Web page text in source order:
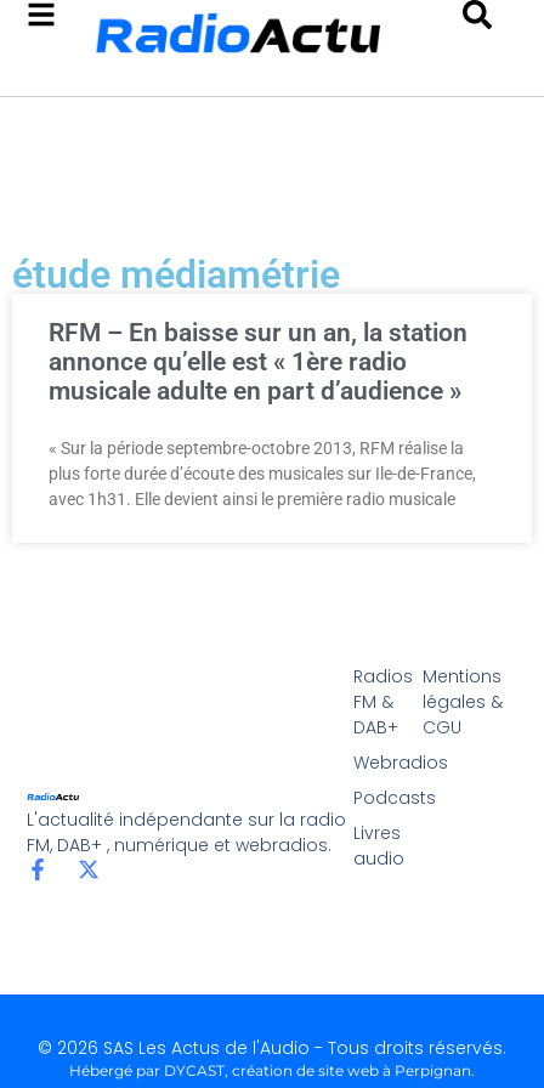
étude médiamétrie
RFM – En baisse sur un an, la station
annonce qu’elle est « 1ère radio
musicale adulte en part d’audience »
« Sur la période septembre-octobre 2013, RFM réalise la
plus forte durée d’écoute des musicales sur Ile-de-France,
avec 1h31. Elle devient ainsi le première radio musicale
L'actualité indépendante sur la radio
FM, DAB+ , numérique et webradios.
Radios
FM &
DAB+
Webradios
Podcasts
Livres
audio
Mentions
légales &
CGU
© 2026 SAS Les Actus de l'Audio - Tous droits réservés.
Hébergé par DYCAST, création de site web à Perpignan.